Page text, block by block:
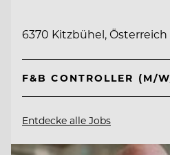
6370 Kitzbühel, Österreich
F&B CONTROLLER (M/
Entdecke alle Jobs